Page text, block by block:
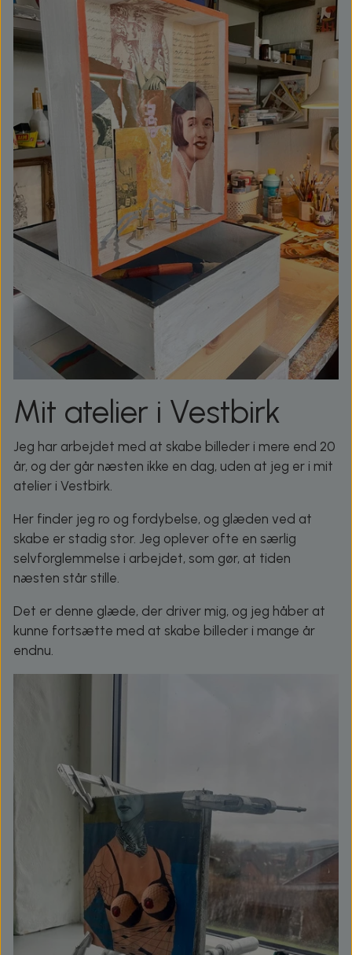
Mit atelier i Vestbirk
Jeg har arbejdet med at skabe billeder i mere end 20
år, og der går næsten ikke en dag, uden at jeg er i mit
atelier i Vestbirk.
Her finder jeg ro og fordybelse, og glæden ved at
skabe er stadig stor. Jeg oplever ofte en særlig
selvforglemmelse i arbejdet, som gør, at tiden
næsten står stille.
Det er denne glæde, der driver mig, og jeg håber at
kunne fortsætte med at skabe billeder i mange år
endnu.